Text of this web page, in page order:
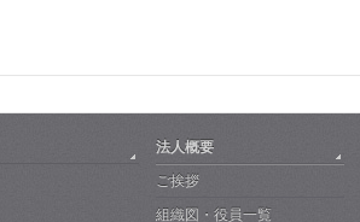
法人概要
ご挨拶
組織図・役員一覧